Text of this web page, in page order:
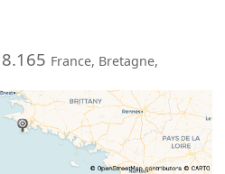
France, Bretagne,